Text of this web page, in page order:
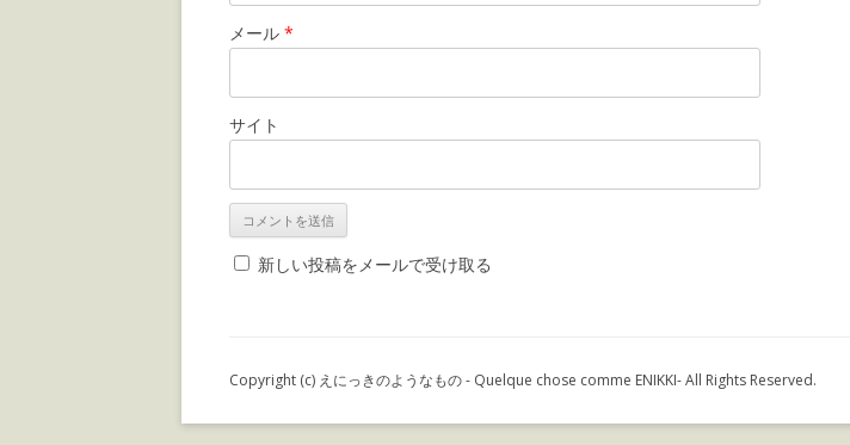
メール *
サイト
新しい投稿をメールで受け取る
Copyright (c) えにっきのようなもの - Quelque chose comme ENIKKI- All Rights Reserved.